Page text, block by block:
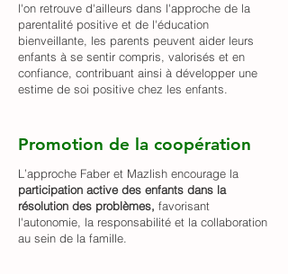
l'on retrouve d'ailleurs dans l'approche de la
parentalité positive et de l'éducation
bienveillante, les parents peuvent aider leurs
enfants à se sentir compris, valorisés et en
confiance, contribuant ainsi à développer une
estime de soi positive chez les enfants.
Promotion de la coopération
L’approche Faber et Mazlish encourage la
participation active des enfants dans la
résolution des problèmes, favorisant
l'autonomie, la responsabilité et la collaboration
au sein de la famille.